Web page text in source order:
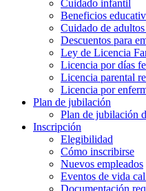
Cuidado infantil
Beneficios
Cuidado de
Descuentos para
Ley de Licencia
Licencia por días
Licencia parental
Licencia por
Plan de jubilación
Plan de jubilación
Inscripción
Elegibilidad
Cómo inscribirse
Nuevos empleados
Eventos de vida